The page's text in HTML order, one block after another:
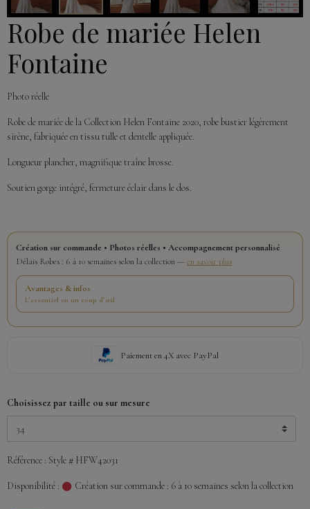
Robe de mariée Helen
Fontaine
Photo réelle
Robe de mariée de la Collection Helen Fontaine 2020, robe bustier légèrement
sirène, fabriquée en tissu tulle et dentelle appliquée.
Longueur plancher, magnifique traîne brosse.
Soutien gorge intégré, fermeture éclair dans le dos.
Création sur commande • Photos réelles • Accompagnement personnalisé
Délais Robes : 6 à 10 semaines selon la collection — en savoir plus
Avantages & infos
L’essentiel en un coup d’œil
Paiement en 4X avec PayPal
Choisissez par taille ou sur mesure
Référence : Style # HFW42031
Disponibilité : Création sur commande : 6 à 10 semaines selon la collection